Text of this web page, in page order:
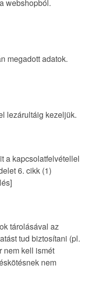
webshopból.
megadott adatok.
lezárultáig kezeljük.
a kapcsolatfelvétellel
6. cikk (1)
tárolásával az
tud biztosítani (pl.
nem kell ismét
nem